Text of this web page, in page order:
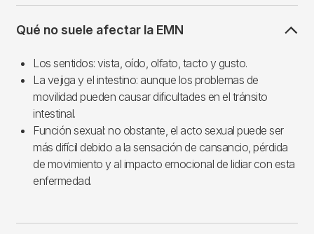
Qué no suele afectar la EMN
Los sentidos: vista, oído, olfato, tacto y gusto.
La vejiga y el intestino: aunque los problemas de
movilidad pueden causar dificultades en el tránsito
intestinal.
Función sexual: no obstante, el acto sexual puede ser
más difícil debido a la sensación de cansancio, pérdida
de movimiento y al impacto emocional de lidiar con esta
enfermedad.